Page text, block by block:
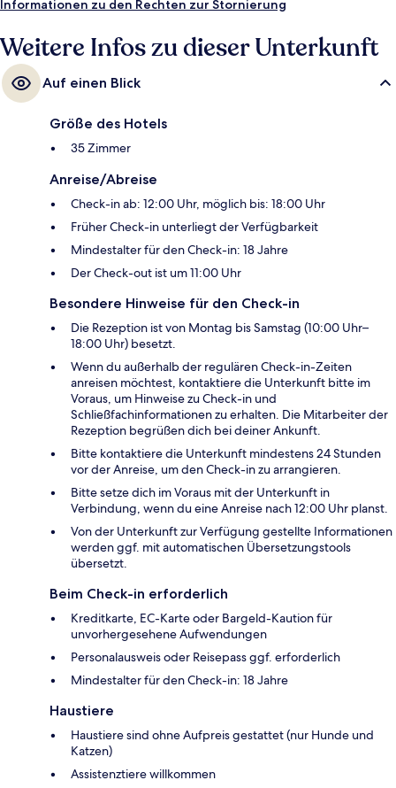
Informationen zu den Rechten zur Stornierung
Weitere Infos zu dieser Unterkunft
Auf einen Blick
Größe des Hotels
35 Zimmer
Anreise/Abreise
Check-in ab: 12:00 Uhr, möglich bis: 18:00 Uhr
Früher Check-in unterliegt der Verfügbarkeit
Mindestalter für den Check-in: 18 Jahre
Der Check-out ist um 11:00 Uhr
Besondere Hinweise für den Check-in
Die Rezeption ist von Montag bis Samstag (10:00 Uhr–
18:00 Uhr) besetzt.
Wenn du außerhalb der regulären Check-in-Zeiten
anreisen möchtest, kontaktiere die Unterkunft bitte im
Voraus, um Hinweise zu Check-in und
Schließfachinformationen zu erhalten. Die Mitarbeiter der
Rezeption begrüßen dich bei deiner Ankunft.
Bitte kontaktiere die Unterkunft mindestens 24 Stunden
vor der Anreise, um den Check-in zu arrangieren.
Bitte setze dich im Voraus mit der Unterkunft in
Verbindung, wenn du eine Anreise nach 12:00 Uhr planst.
Von der Unterkunft zur Verfügung gestellte Informationen
werden ggf. mit automatischen Übersetzungstools
übersetzt.
Beim Check-in erforderlich
Kreditkarte, EC-Karte oder Bargeld-Kaution für
unvorhergesehene Aufwendungen
Personalausweis oder Reisepass ggf. erforderlich
Mindestalter für den Check-in: 18 Jahre
Haustiere
Haustiere sind ohne Aufpreis gestattet (nur Hunde und
Katzen)
Assistenztiere willkommen